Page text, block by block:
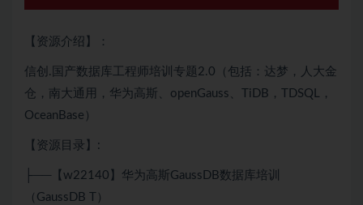
【资源介绍】：
信创.国产数据库工程师培训专题2.0（包括：达梦，人大金
仓，南大通用，华为高斯、openGauss、TiDB，TDSQL，
OceanBase）
【资源目录】:
├──【w22140】华为高斯GaussDB数据库培训
（GaussDB T）